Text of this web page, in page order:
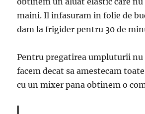
maini. Il infasuram in folie de
dam la frigider pentru 30 de
Pentru pregatirea umpluturii nu
facem decat sa amestecam
cu un mixer pana obtinem o